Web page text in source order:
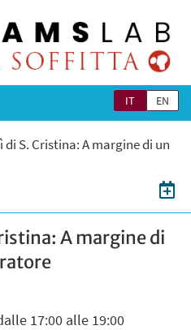
IT EN
di S. Cristina: A margine di un
A margine di
17:00 alle 19:00